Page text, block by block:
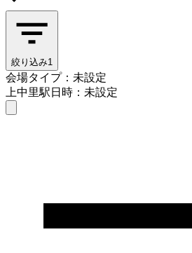
絞り込み1
会場タイプ：未設定
上中里駅日時：未設定